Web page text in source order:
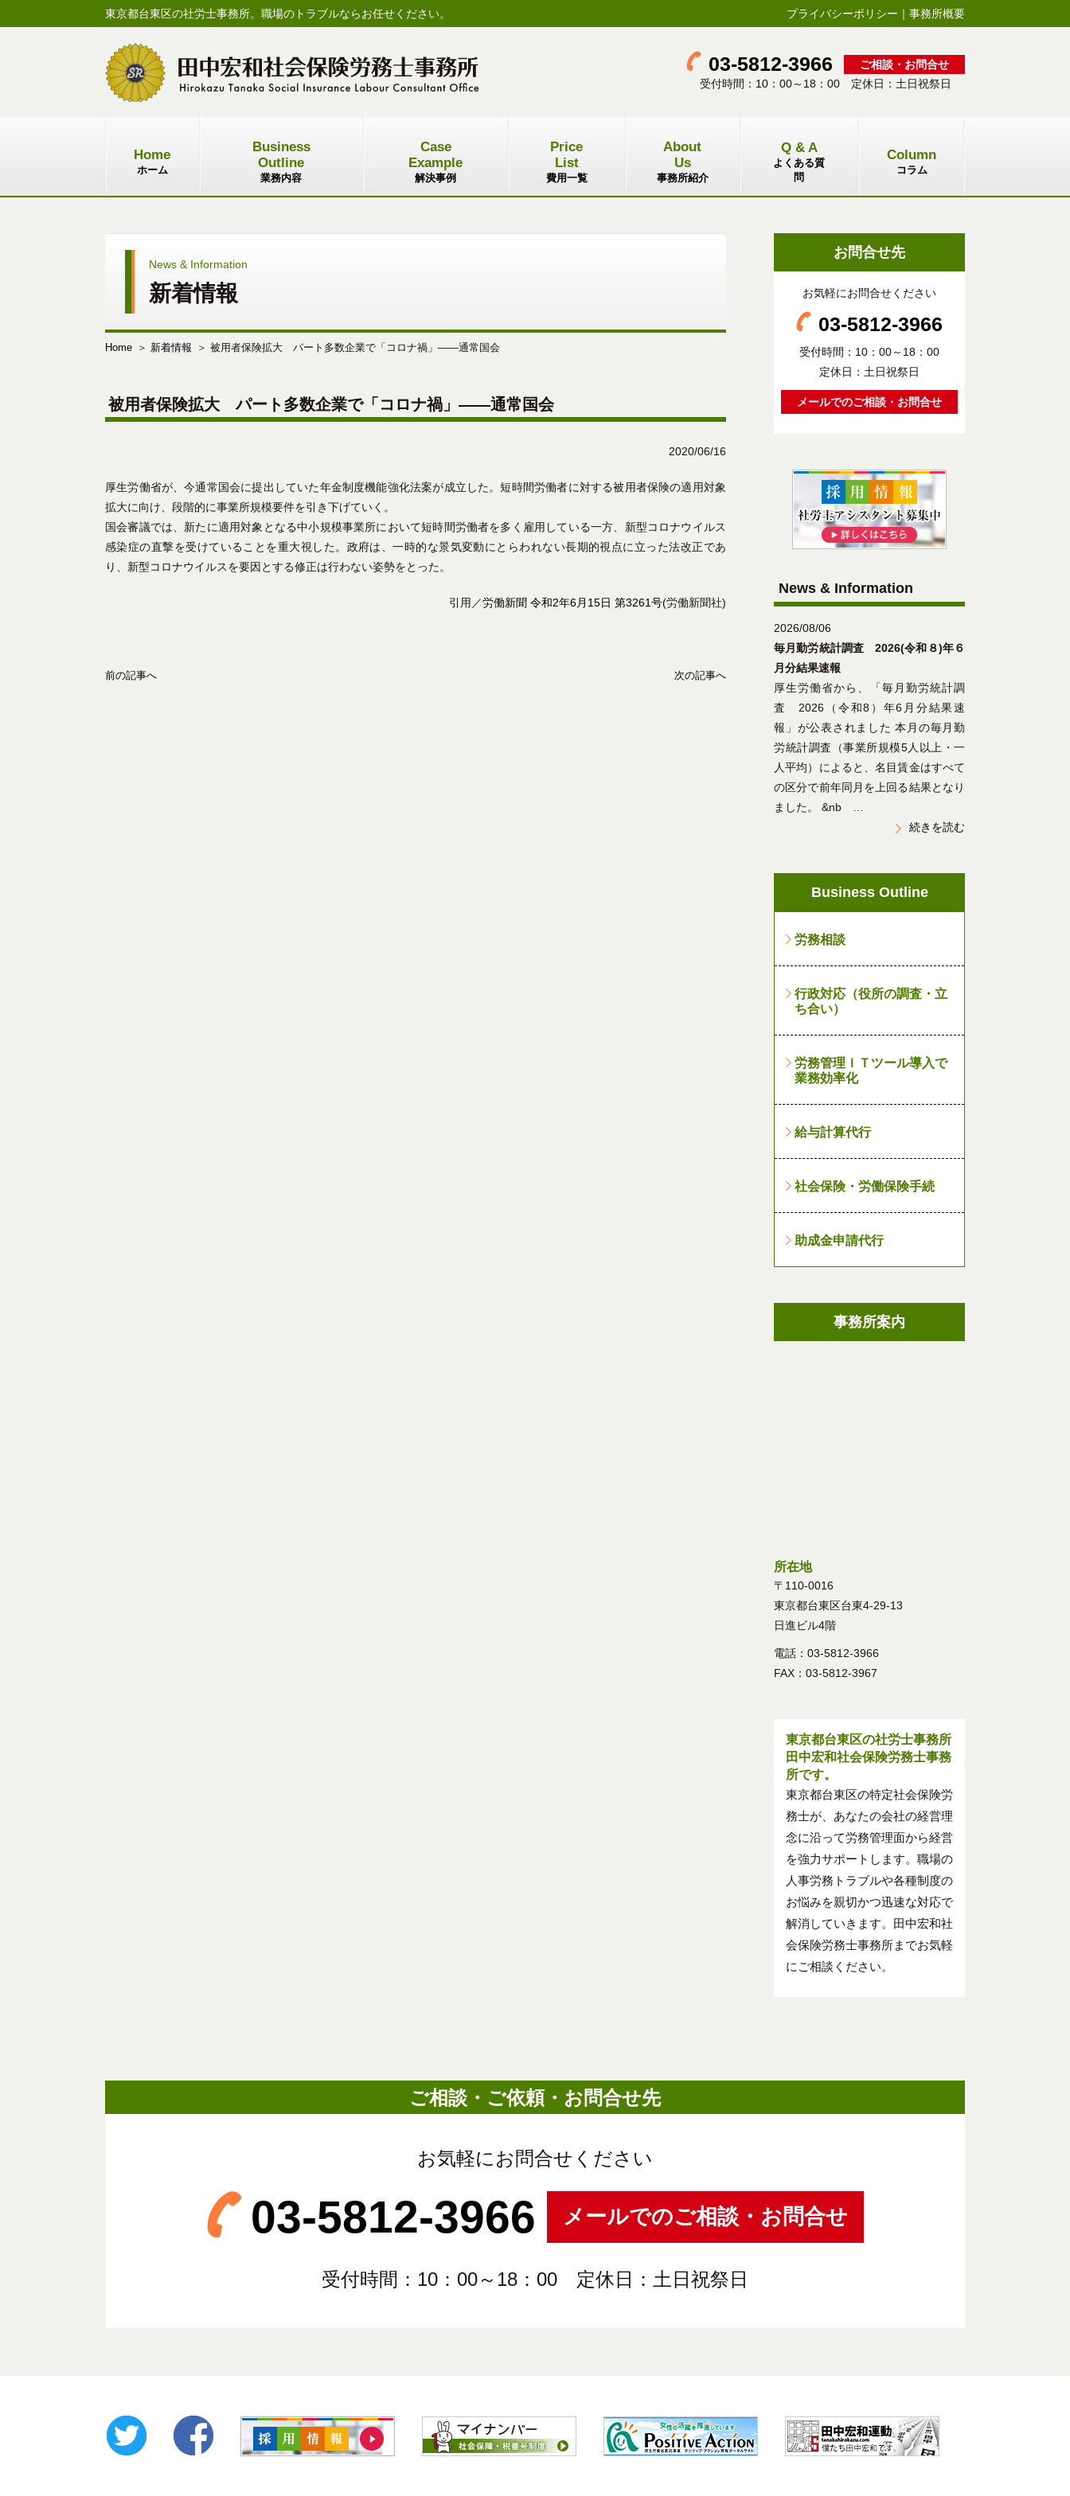
東京都台東区の社労士事務所。職場のトラブルならお任せください。 プライバシーポリシー ｜ 事務所概要
03-5812-3966
ご相談・お問合せ
受付時間：10：00～18：00 定休日：土日祝祭日
Home
ホーム
Business
Outline
業務内容
Case
Example
解決事例
Price
List
費用一覧
About
Us
事務所紹介
Q & A
よくある質
問
Column
コラム
News & Information
新着情報
Home 新着情報 被用者保険拡大 パート多数企業で「コロナ禍」――通常国会
被用者保険拡大 パート多数企業で「コロナ禍」――通常国会
2020/06/16
厚生労働省が、今通常国会に提出していた年金制度機能強化法案が成立した。短時間労働者に対する被用者保険の適用対象
拡大に向け、段階的に事業所規模要件を引き下げていく。
国会審議では、新たに適用対象となる中小規模事業所において短時間労働者を多く雇用している一方、新型コロナウイルス
感染症の直撃を受けていることを重大視した。政府は、一時的な景気変動にとらわれない長期的視点に立った法改正であ
り、新型コロナウイルスを要因とする修正は行わない姿勢をとった。
引用／労働新聞 令和2年6月15日 第3261号(労働新聞社)
前の記事へ 次の記事へ
お問合せ先
お気軽にお問合せください
03-5812-3966
受付時間：10：00～18：00
定休日：土日祝祭日
メールでのご相談・お問合せ
News & Information
2026/08/06
毎月勤労統計調査 2026(令和８)年６
月分結果速報
厚生労働省から、「毎月勤労統計調
査 2026（令和8）年6月分結果速
報」が公表されました 本月の毎月勤
労統計調査（事業所規模5人以上・一
人平均）によると、名目賃金はすべて
の区分で前年同月を上回る結果となり
ました。 &nb …
続きを読む
Business Outline
労務相談
行政対応（役所の調査・立
ち合い）
労務管理ＩＴツール導入で
業務効率化
給与計算代行
社会保険・労働保険手続
助成金申請代行
事務所案内
所在地
〒110-0016
東京都台東区台東4-29-13
日進ビル4階
電話：03-5812-3966
FAX：03-5812-3967
東京都台東区の社労士事務所
田中宏和社会保険労務士事務
所です。
東京都台東区の特定社会保険労
務士が、あなたの会社の経営理
念に沿って労務管理面から経営
を強力サポートします。職場の
人事労務トラブルや各種制度の
お悩みを親切かつ迅速な対応で
解消していきます。田中宏和社
会保険労務士事務所までお気軽
にご相談ください。
ご相談・ご依頼・お問合せ先
お気軽にお問合せください
03-5812-3966 メールでのご相談・お問合せ
受付時間：10：00～18：00 定休日：土日祝祭日